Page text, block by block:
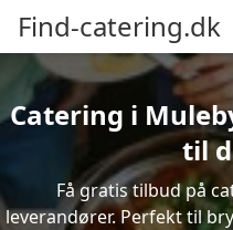
Find-catering.dk
Catering i
til
Få gratis tilbud på
leverandører. Perfekt til